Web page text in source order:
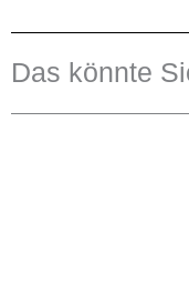
Das könnte